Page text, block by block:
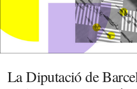
La Diputació de